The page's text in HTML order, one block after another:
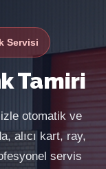
Servisi
Tamiri
otomatik ve
alıcı kart, ray,
servis